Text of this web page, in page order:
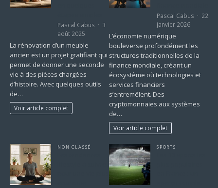
Pascal Cabus
3
août 2025
La rénovation d’un meuble
ancien est un projet gratifiant qui
permet de donner une seconde
vie à des pièces chargées
d’histoire. Avec quelques outils
de…
Voir article complet
Pascal Cabus
22
janvier 2026
L’économie numérique
bouleverse profondément les
structures traditionnelles de la
finance mondiale, créant un
écosystème où technologies et
services financiers
s’entremêlent. Des
cryptomonnaies aux systèmes
de…
Voir article complet
NON CLASSÉ SPORTS